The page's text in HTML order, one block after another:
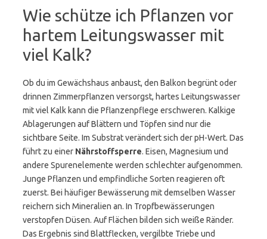
Wie schütze ich Pflanzen vor
hartem Leitungswasser mit
viel Kalk?
Ob du im Gewächshaus anbaust, den Balkon begrünt oder
drinnen Zimmerpflanzen versorgst, hartes Leitungswasser
mit viel Kalk kann die Pflanzenpflege erschweren. Kalkige
Ablagerungen auf Blättern und Töpfen sind nur die
sichtbare Seite. Im Substrat verändert sich der pH-Wert. Das
führt zu einer Nährstoffsperre. Eisen, Magnesium und
andere Spurenelemente werden schlechter aufgenommen.
Junge Pflanzen und empfindliche Sorten reagieren oft
zuerst. Bei häufiger Bewässerung mit demselben Wasser
reichern sich Mineralien an. In Tropfbewässerungen
verstopfen Düsen. Auf Flächen bilden sich weiße Ränder.
Das Ergebnis sind Blattflecken, vergilbte Triebe und